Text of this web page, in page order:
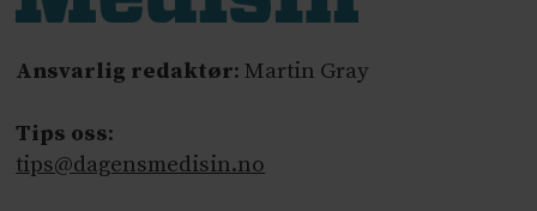
Ansvarlig redaktør: Martin Gray
Tips oss:
tips@dagensmedisin.no